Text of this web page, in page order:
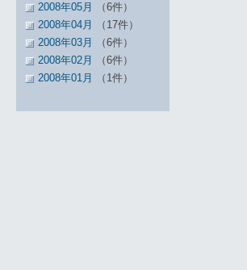
2008年05月
（6件）
2008年04月
（17件）
2008年03月
（6件）
2008年02月
（6件）
2008年01月
（1件）